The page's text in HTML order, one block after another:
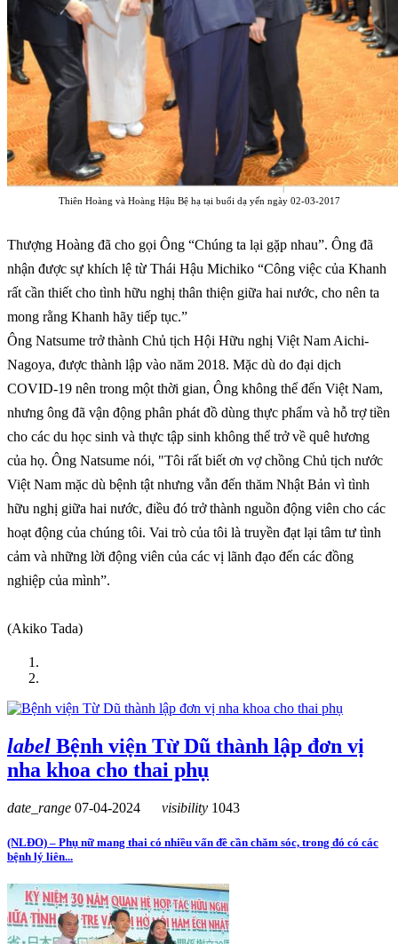
Thiên Hoàng và Hoàng Hậu Bệ hạ tại buổi dạ yến ngày 02-03-2017
Thượng Hoàng đã cho gọi Ông “Chúng ta lại gặp nhau”. Ông đã
nhận được sự khích lệ từ Thái Hậu Michiko “Công việc của Khanh
rất cần thiết cho tình hữu nghị thân thiện giữa hai nước, cho nên ta
mong rằng Khanh hãy tiếp tục.”
Ông Natsume trở thành Chủ tịch Hội Hữu nghị Việt Nam Aichi-
Nagoya, được thành lập vào năm 2018. Mặc dù do đại dịch
COVID-19 nên trong một thời gian, Ông không thể đến Việt Nam,
nhưng ông đã vận động phân phát đồ dùng thực phẩm và hỗ trợ tiền
cho các du học sinh và thực tập sinh không thể trở về quê hương
của họ. Ông Natsume nói, "Tôi rất biết ơn vợ chồng Chủ tịch nước
Việt Nam mặc dù bệnh tật nhưng vẫn đến thăm Nhật Bản vì tình
hữu nghị giữa hai nước, điều đó trở thành nguồn động viên cho các
hoạt động của chúng tôi. Vai trò của tôi là truyền đạt lại tâm tư tình
cảm và những lời động viên của các vị lãnh đạo đến các đồng
nghiệp của mình”.
(Akiko Tada)
label Bệnh viện Từ Dũ thành lập đơn vị
nha khoa cho thai phụ
date_range 07-04-2024 visibility 1043
(NLĐO) – Phụ nữ mang thai có nhiều vấn đề cần chăm sóc, trong đó có các
bệnh lý liên...